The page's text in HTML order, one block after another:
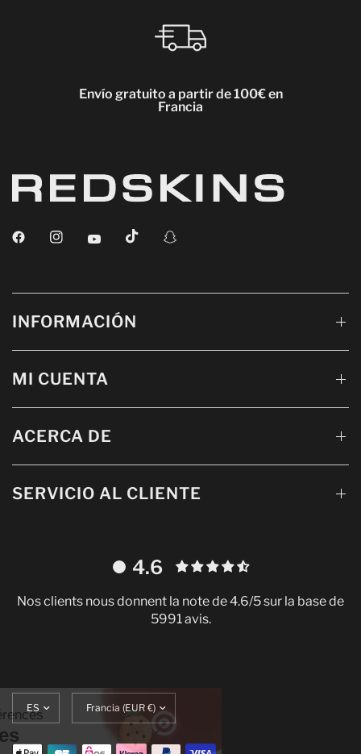
Envío gratuito a partir de 100€ en
Francia
INFORMACIÓN
MI CUENTA
ACERCA DE
SERVICIO AL CLIENTE
4.6
Nos clients nous donnent la note de 4.6/5 sur la base de
5991 avis.
idioma
es.localization.update_currency
Continuer sans accepter
Gestion de vos préférences
sur les Cookies